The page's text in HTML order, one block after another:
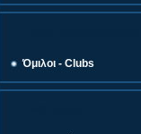
Όμιλοι - Clubs